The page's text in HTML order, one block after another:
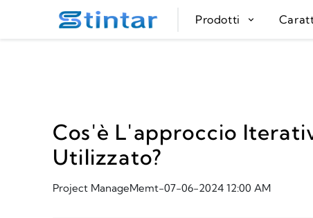
Prodotti
Cos'è L'approccio
Utilizzato?
Project ManageMemt-07-06-2024 12:00 AM